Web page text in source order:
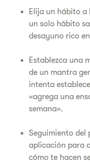
Elija un hábito a
un solo hábito
desayuno rico
Establezca una
de un mantra
intenta
«agrega una
semana».
Seguimiento del
aplicación para
cómo te hacen